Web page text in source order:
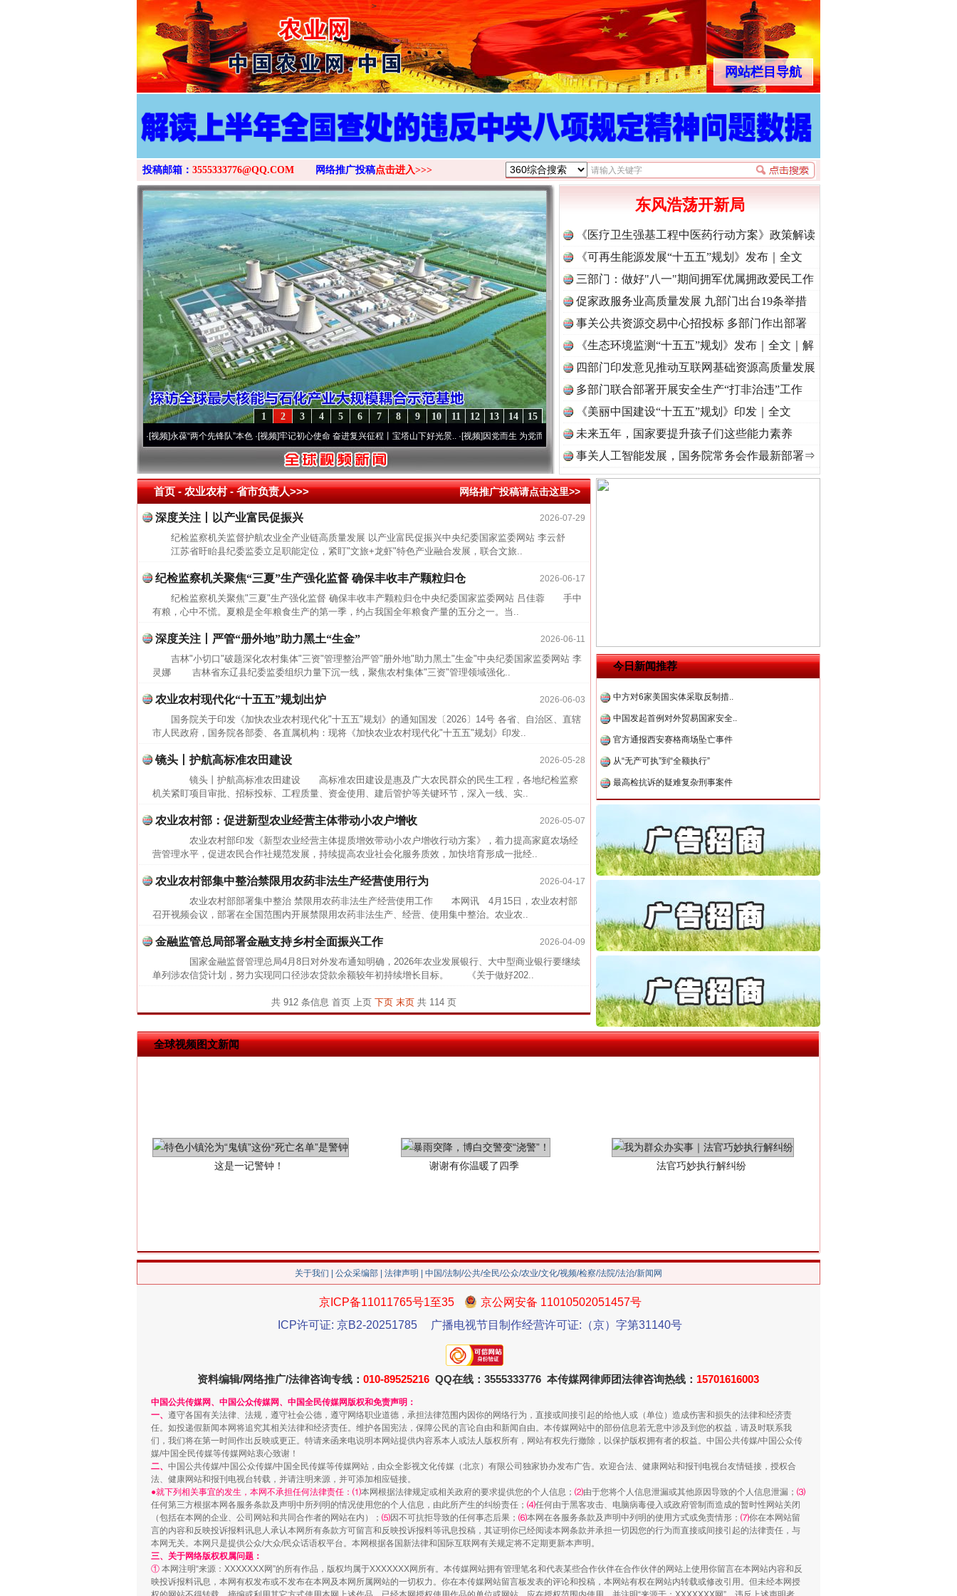
>
网站栏目导航
投稿邮箱： 3555333776@QQ.COM 网络推广投稿点击进入>>>
15
14
13
12
11
10
9
8
7
6
5
4
3
2
1
永葆“两个先锋队”本色·[视频]牢记初心使命 奋进复兴征程丨宝塔山下好光景..·[视频]因党而生 为党而战——百年“纪”事⑧加强纪律.. ·[视频]牢记初心使命 奋进复兴征程丨“转折之城”激荡..
东风浩荡开新局
《医疗卫生强基工程中医药行动方案》政策解读
《可再生能源发展“十五五”规划》发布｜全文
三部门：做好"八一"期间拥军优属拥政爱民工作
促家政服务业高质量发展 九部门出台19条举措
事关公共资源交易中心招投标 多部门作出部署
《生态环境监测“十五五”规划》发布｜全文｜解
读
四部门印发意见推动互联网基础资源高质量发展
多部门联合部署开展安全生产“打非治违”工作
《美丽中国建设“十五五”规划》印发｜全文
未来五年，国家要提升孩子们这些能力素养
事关人工智能发展，国务院常务会作最新部署⇒
首页- 农业农村 -省市负责人>>> 网络推广投稿请点击这里>>
2026-07-29
深度关注丨以产业富民促振兴
纪检监察机关监督护航农业全产业链高质量发展 以产业富民促振兴中央纪委国家监委网站 李云舒
江苏省盱眙县纪委监委立足职能定位，紧盯"文旅+龙虾"特色产业融合发展，联合文旅..
2026-06-17
纪检监察机关聚焦“三夏”生产强化监督 确保丰收丰产颗粒归仓
纪检监察机关聚焦"三夏"生产强化监督 确保丰收丰产颗粒归仓中央纪委国家监委网站 吕佳蓉 手中
有粮，心中不慌。夏粮是全年粮食生产的第一季，约占我国全年粮食产量的五分之一。当..
2026-06-11
深度关注丨严管“册外地”助力黑土“生金”
吉林"小切口"破题深化农村集体"三资"管理整治严管"册外地"助力黑土"生金"中央纪委国家监委网站 李
灵娜 吉林省东辽县纪委监委组织力量下沉一线，聚焦农村集体"三资"管理领域强化..
2026-06-03
农业农村现代化“十五五”规划出炉
国务院关于印发《加快农业农村现代化"十五五"规划》的通知国发〔2026〕14号 各省、自治区、直辖
市人民政府，国务院各部委、各直属机构：现将《加快农业农村现代化"十五五"规划》印发..
2026-05-28
镜头丨护航高标准农田建设
镜头丨护航高标准农田建设 高标准农田建设是惠及广大农民群众的民生工程，各地纪检监察
机关紧盯项目审批、招标投标、工程质量、资金使用、建后管护等关键环节，深入一线、实..
2026-05-07
农业农村部：促进新型农业经营主体带动小农户增收
农业农村部印发《新型农业经营主体提质增效带动小农户增收行动方案》，着力提高家庭农场经
营管理水平，促进农民合作社规范发展，持续提高农业社会化服务质效，加快培育形成一批经..
2026-04-17
农业农村部集中整治禁限用农药非法生产经营使用行为
农业农村部部署集中整治 禁限用农药非法生产经营使用工作 本网讯 4月15日，农业农村部
召开视频会议，部署在全国范围内开展禁限用农药非法生产、经营、使用集中整治。农业农..
2026-04-09
金融监管总局部署金融支持乡村全面振兴工作
国家金融监督管理总局4月8日对外发布通知明确，2026年农业发展银行、大中型商业银行要继续
单列涉农信贷计划，努力实现同口径涉农贷款余额较年初持续增长目标。 《关于做好202..
共 912 条信息 首页 上页 下页 末页 共 114 页
今日新闻推荐
四川省公安厅征集新型黑恶违法..
中方对6家美国实体采取反制措..
中国发起首例对外贸易国家安全..
官方通报西安赛格商场坠亡事件
从“无产可执”到“全额执行”
最高检抗诉的疑难复杂刑事案件
事故致5死1伤，四川省安委会挂..
近期涉私家车群死群伤事故多发..
半生相守，一别两宽：这场老年..
一纸欠条伤亲情 巡回调解促和..
26万保费，离婚时为何要分走一..
传销头目出狱后办书院暴力管教..
四川省公安厅征集新型黑恶违法..
中方对6家美国实体采取反制措..
中国发起首例对外贸易国家安全..
官方通报西安赛格商场坠亡事件
从“无产可执”到“全额执行”
最高检抗诉的疑难复杂刑事案件
全球视频图文新闻
网上购药对药下症？
“神药”背后的真相
这是一记警钟！ 谢谢有你温暖了四季 法官巧妙执行解纠纷
今年投资意愿榜揭晓
习近平的博鳌关键词
关于我们 公众采编部 法律声明 | 中国/法制/公共/全民/公众/农业/文化/视频/检察/法院/法治/新闻网
京ICP备11011765号1至35
京公网安备 11010502051457号
ICP许可证: 京B2-20251785
广播电视节目制作经营许可证:（京）字第31140号
资料编辑/网络推广/法律咨询专线： 010-89525216 QQ在线：3555333776 本传媒网律师团法律咨询热线： 15701616003
中国公共传媒网、中国公众传媒网、中国全民传媒网版权和免责声明：
一、 遵守各国有关法律、法规，遵守社会公德，遵守网络职业道德，承担法律范围内因你的网络行为，直接或间接引起的给他人或（单位）造成伤害和损失的法律和经济责
任。如投递假新闻本网将追究其相关法律和经济责任。维护各国宪法，保障公民的言论自由和新闻自由。本传媒网站中的部份信息若无意中涉及到您的权益，请及时联系我
们，我们将在第一时间作出反映或更正。特请来函来电说明本网站提供内容系本人或法人版权所有，网站有权先行撤除，以保护版权拥有者的权益。中国公共传媒/中国公众传
媒/中国全民传媒等传媒网站衷心致谢！
二、 中国公共传媒/中国公众传媒/中国全民传媒等传媒网站，由众全影视文化传媒（北京）有限公司独家协办发布广告。欢迎合法、健康网站和报刊电视台友情链接，授权合
法、健康网站和报刊电视台转载，并请注明来源，并可添加相应链接。
●就下列相关事宜的发生，本网不承担任何法律责任：⑴本网根据法律规定或相关政府的要求提供您的个人信息； ⑵由于您将个人信息泄漏或其他原因导致的个人信息泄漏； ⑶
任何第三方根据本网各服务条款及声明中所列明的情况使用您的个人信息，由此所产生的纠纷责任； ⑷任何由于黑客攻击、电脑病毒侵入或政府管制而造成的暂时性网站关闭
（包括在本网的企业、公司网站和共同合作者的网站在内）； ⑸因不可抗拒导致的任何事态后果； ⑹本网在各服务条款及声明中列明的使用方式或免责情形； ⑺你在本网站留
言的内容和反映投诉报料讯息人承认本网所有条款方可留言和反映投诉报料等讯息投稿，其证明你已经阅读本网条款并承担一切因您的行为而直接或间接引起的法律责任，与
本网无关。本网只是提供公众/大众/民众话语权平台。本网根据各国新法律和国际互联网有关规定将不定期更新本声明。
三、关于网络版权权属问题：
① 本网注明“来源：XXXXXXX网”的所有作品，版权均属于XXXXXXX网所有。本传媒网站拥有管理笔名和代表某些合作伙伴在合作伙伴的网站上使用你留言在本网站内容和反
映投诉报料讯息，本网有权发布或不发布在本网及本网所属网站的一切权力。你在本传媒网站留言板发表的评论和投稿，本网站有权在网站内转载或修改引用。但未经本网授